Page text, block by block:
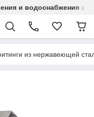
и водоснабжения в
из нержавеющей